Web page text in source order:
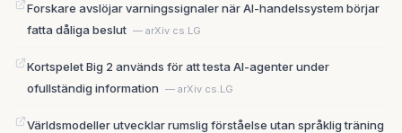
Forskare avslöjar varningssignaler när AI-handelssystem börjar
fatta dåliga beslut — arXiv cs.LG
Kortspelet Big 2 används för att testa AI-agenter under
ofullständig information — arXiv cs.LG
Världsmodeller utvecklar rumslig förståelse utan språklig träning